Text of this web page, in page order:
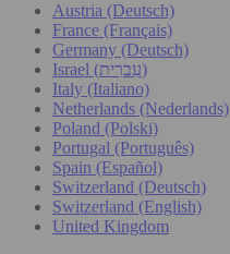
Austria (Deutsch)
France (Français)
Germany (Deutsch)
Israel (עִברִית)
Italy (Italiano)
Netherlands (Nederlands)
Poland (Polski)
Portugal (Português)
Spain (Español)
Switzerland (Deutsch)
Switzerland (English)
United Kingdom